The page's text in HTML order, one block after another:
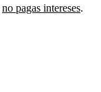
no pagas intereses.